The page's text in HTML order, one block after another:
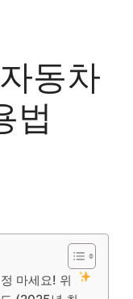
동차
법
마세요! 위